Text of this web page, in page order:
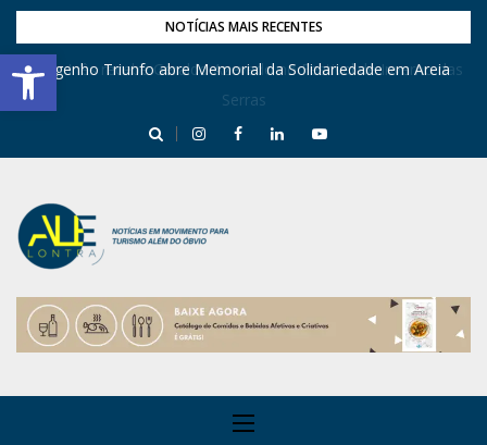
Barra de Ferramentas Aberta
NOTÍCIAS MAIS RECENTES
Engenho Triunfo abre Memorial da Solidariedade em Areia